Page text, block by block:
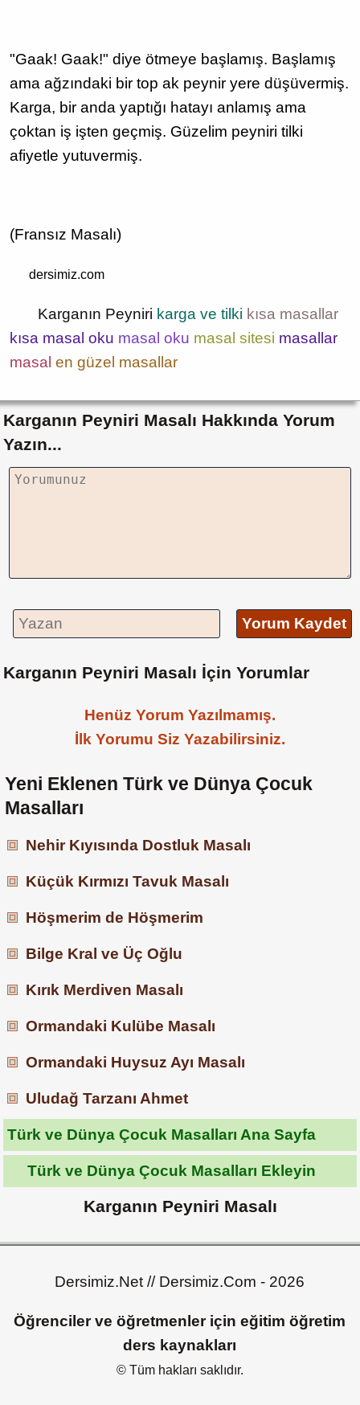
"Gaak! Gaak!" diye ötmeye başlamış. Başlamış
ama ağzındaki bir top ak peynir yere düşüvermiş.
Karga, bir anda yaptığı hatayı anlamış ama
çoktan iş işten geçmiş. Güzelim peyniri tilki
afiyetle yutuvermiş.
(Fransız Masalı)
dersimiz.com
Karganın Peyniri karga ve tilki kısa masallar
kısa masal oku masal oku masal sitesi masallar
masal en güzel masallar
Karganın Peyniri Masalı Hakkında Yorum
Yazın...
Yorum Kaydet
Karganın Peyniri Masalı İçin Yorumlar
Henüz Yorum Yazılmamış.
İlk Yorumu Siz Yazabilirsiniz.
Yeni Eklenen Türk ve Dünya Çocuk
Masalları
Nehir Kıyısında Dostluk Masalı
Küçük Kırmızı Tavuk Masalı
Höşmerim de Höşmerim
Bilge Kral ve Üç Oğlu
Kırık Merdiven Masalı
Ormandaki Kulübe Masalı
Ormandaki Huysuz Ayı Masalı
Uludağ Tarzanı Ahmet
Türk ve Dünya Çocuk Masalları Ana Sayfa
Türk ve Dünya Çocuk Masalları Ekleyin
Karganın Peyniri Masalı
Dersimiz.Net // Dersimiz.Com - 2026
Öğrenciler ve öğretmenler için eğitim öğretim
ders kaynakları
© Tüm hakları saklıdır.